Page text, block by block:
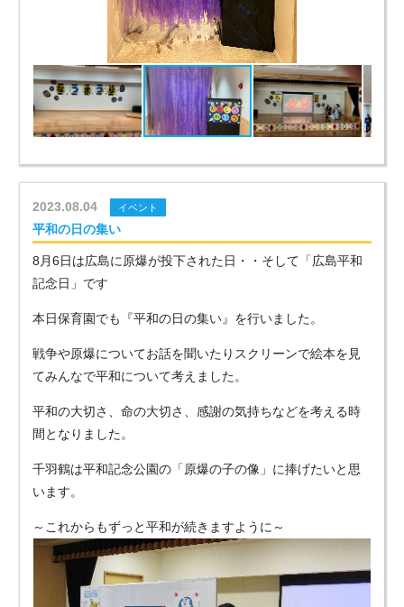
2023.08.04 イベント
平和の日の集い
8月6日は広島に原爆が投下された日・・そして「広島平和
記念日」です
本日保育園でも『平和の日の集い』を行いました。
戦争や原爆についてお話を聞いたりスクリーンで絵本を見
てみんなで平和について考えました。
平和の大切さ、命の大切さ、感謝の気持ちなどを考える時
間となりました。
千羽鶴は平和記念公園の「原爆の子の像」に捧げたいと思
います。
～これからもずっと平和が続きますように～